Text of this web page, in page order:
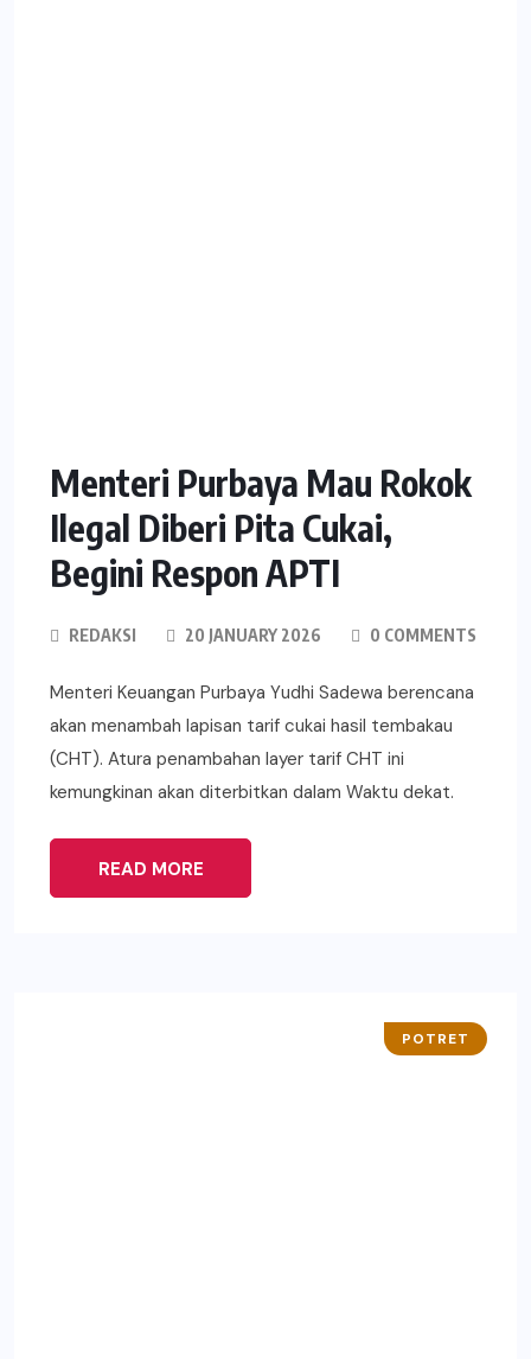
Menteri Purbaya Mau Rokok
Ilegal Diberi Pita Cukai,
Begini Respon APTI
REDAKSI 20 JANUARY 2026 0 COMMENTS
Menteri Keuangan Purbaya Yudhi Sadewa berencana
akan menambah lapisan tarif cukai hasil tembakau
(CHT). Atura penambahan layer tarif CHT ini
kemungkinan akan diterbitkan dalam Waktu dekat.
READ MORE
POTRET